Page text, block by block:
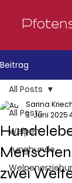
Beitrag
All Posts
Welpen
Junghunde
All Posts
zwei
Sarina
3. Juni 2025